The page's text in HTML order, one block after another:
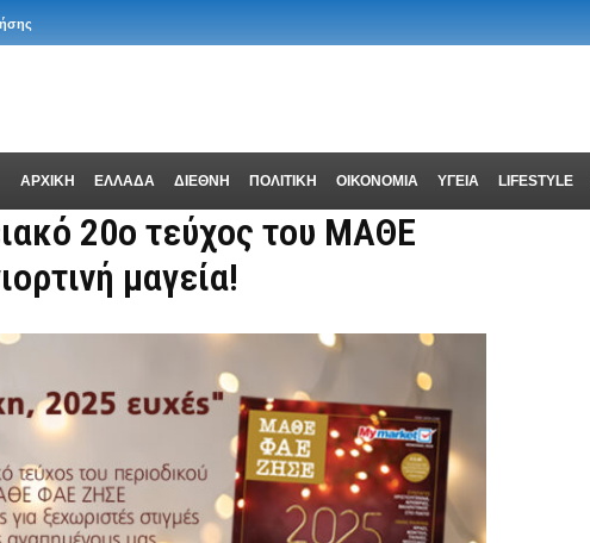
ΑΡΧΙΚΗ ΕΛΛΑΔΑ ΔΙΕΘΝΗ ΠΟΛΙΤΙΚΗ ΟΙΚΟΝΟΜΙΑ ΥΓΕΙΑ LIFESTYLE
20ο τεύχος του ΜΑΘΕ
μαγεία!